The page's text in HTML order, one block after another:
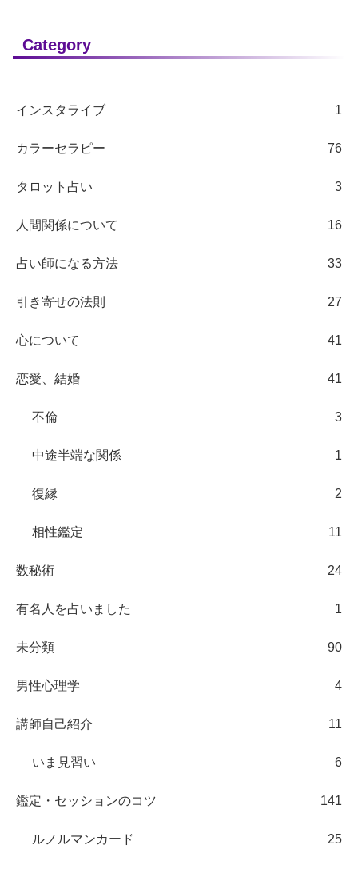
Category
インスタライブ 1
カラーセラピー 76
タロット占い 3
人間関係について 16
占い師になる方法 33
引き寄せの法則 27
心について 41
恋愛、結婚 41
不倫 3
中途半端な関係 1
復縁 2
相性鑑定 11
数秘術 24
有名人を占いました 1
未分類 90
男性心理学 4
講師自己紹介 11
いま見習い 6
鑑定・セッションのコツ 141
ルノルマンカード 25